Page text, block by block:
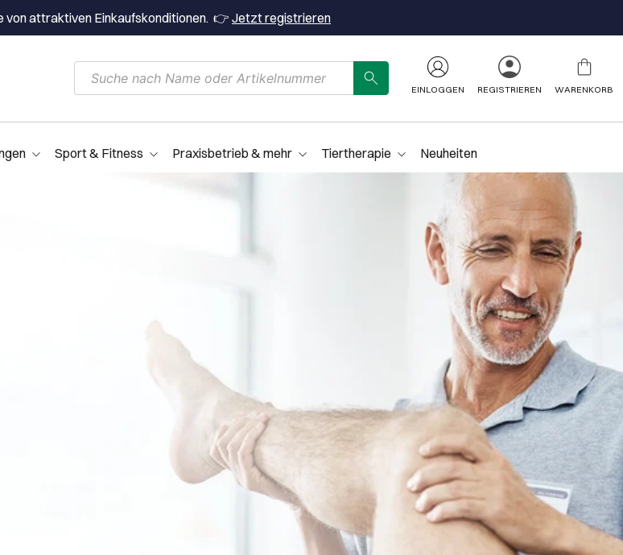
von attraktiven Einkaufskonditionen. 👉 Jetzt registrieren
EINLOGGEN REGISTRIEREN WARENKORB
Sport & Fitness Praxisbetrieb & mehr Tiertherapie Neuheiten